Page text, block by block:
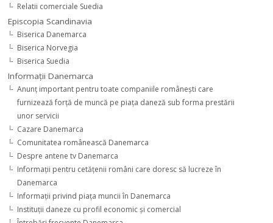
Relatii comerciale Suedia
Episcopia Scandinavia
Biserica Danemarca
Biserica Norvegia
Biserica Suedia
Informaţii Danemarca
Anunţ important pentru toate companiile româneşti care
furnizează forţă de muncă pe piaţa daneză sub forma prestării
unor servicii
Cazare Danemarca
Comunitatea românească Danemarca
Despre antene tv Danemarca
Informaţii pentru cetăţenii români care doresc să lucreze în
Danemarca
Informaţii privind piaţa muncii în Danemarca
Instituţii daneze cu profil economic şi comercial